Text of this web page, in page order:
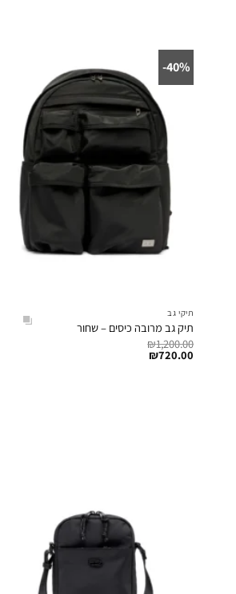
40%-
תיקי גב
תיק גב מרובה כיסים – שחור
₪1,200.00
₪720.00